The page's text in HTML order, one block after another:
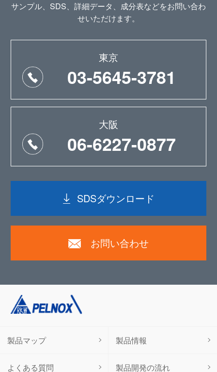
サンプル、SDS、詳細データ、成分表などをお問い合わ
せいただけます。
東京
03-5645-3781
大阪
06-6227-0877
SDSダウンロード
お問い合わせ
製品マップ 製品情報
よくある質問 製品開発の流れ